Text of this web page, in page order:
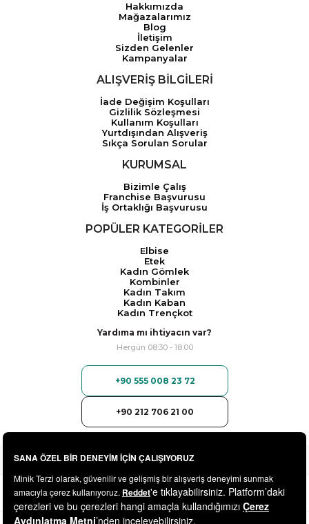
Hakkımızda
Mağazalarımız
Blog
İletişim
Sizden Gelenler
Kampanyalar
ALIŞVERİŞ BİLGİLERİ
İade Değişim Koşulları
Gizlilik Sözleşmesi
Kullanım Koşulları
Yurtdışından Alışveriş
Sıkça Sorulan Sorular
KURUMSAL
Bizimle Çalış
Franchise Başvurusu
İş Ortaklığı Başvurusu
POPÜLER KATEGORİLER
Elbise
Etek
Kadın Gömlek
Kombinler
Kadın Takım
Kadın Kaban
Kadın Trençkot
Yardıma mı ihtiyacın var?
Hergün 08:30 - 18:00
+90 555 008 23 72
+90 212 706 21 00
© 2025minikterzi.com - Tüm Hakları Saklıdır.